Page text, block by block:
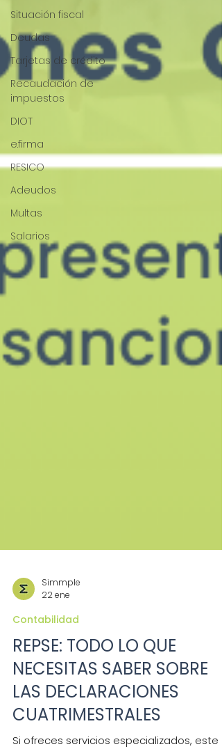
Situación fiscal
Deudas
Tarjetas de crédito
Recaudación de
impuestos
DIOT
e.firma
RESICO
Adeudos
Multas
Salarios
22 ene
Contabilidad
REPSE: TODO LO QUE
NECESITAS SABER SOBRE